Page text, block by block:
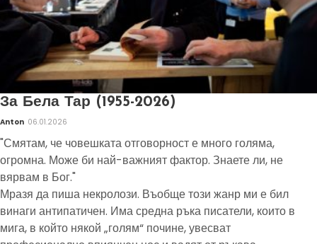
За Бела Тар (1955-2026)
Anton 06.01.2026
"Смятам, че човешката отговорност е много голяма,
огромна. Може би най-важният фактор. Знаете ли, не
вярвам в Бог."
Мразя да пиша некролози. Въобще този жанр ми е бил
винаги антипатичен. Има средна ръка писатели, които в
мига, в който някой „голям“ почине, увесват